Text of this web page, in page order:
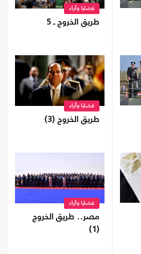
قضايا وآراء
طريق الخروج ـ 5
قضايا وآراء
طريق الخروج (3)
قضايا وآراء
مصر.. طريق الخروج
(1)